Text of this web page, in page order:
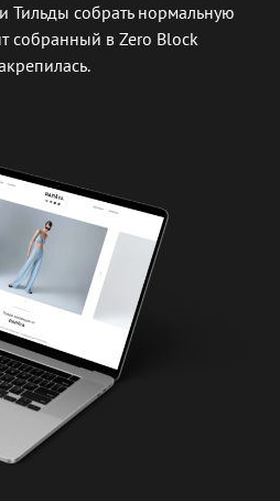
Тильды собрать нормальную
собранный в Zero Block